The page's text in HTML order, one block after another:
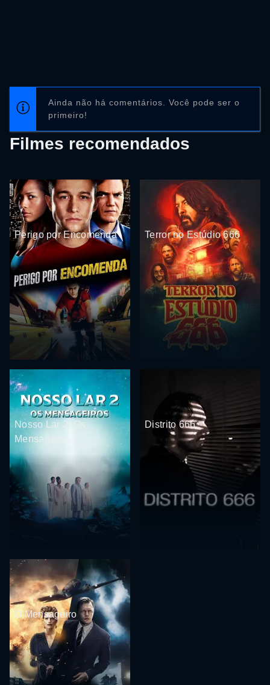
Ainda não há comentários. Você pode ser o
primeiro!
Filmes recomendados
Perigo por Encomenda Terror no Estúdio 666
Nosso Lar 2: Os
Mensageiros
Distrito 666
O Mensageiro